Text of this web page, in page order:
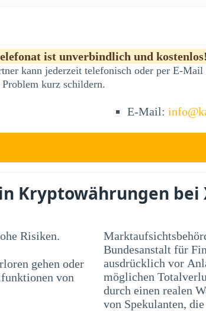
ist unverbindlich und kostenlos!
kann jederzeit telefonisch oder per E-
kurz schildern.
E-Mail:
Kryptowährungen bei
Risiken.
gehen oder
von
Bundesanstalt für
ausdrücklich vor
möglichen
durch einen realen
von Spekulanten,